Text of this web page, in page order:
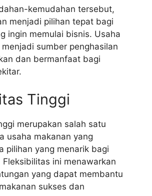
kemudahan tersebut,
menjadi pilihan tepat bagi
ingin memulai bisnis. Usaha
sumber penghasilan
dan bermanfaat bagi
Tinggi
merupakan salah satu
usaha makanan yang
pilihan yang menarik bagi
Fleksibilitas ini menawarkan
yang dapat membantu
sukses dan